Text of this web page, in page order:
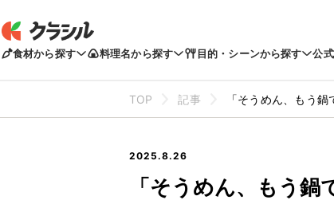
食材から探す 料理名から探す 目的・シーンから探す 公
TOP 記事 「そうめん、もう
2025.8.26
「そうめん、もう